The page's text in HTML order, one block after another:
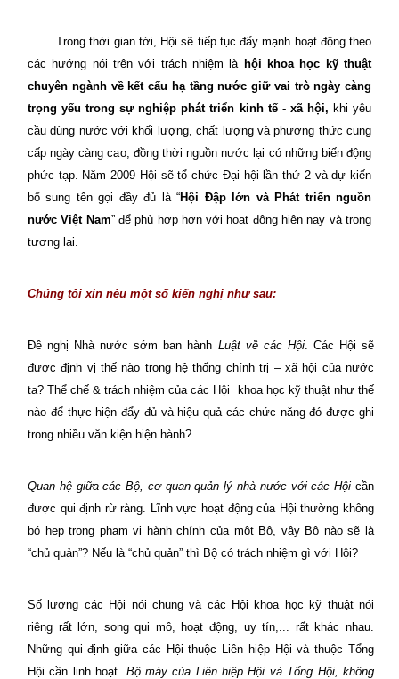
Trong thời gian tới, Hội sẽ tiếp tục đẩy mạnh hoạt động theo
các hướng nói trên với trách nhiệm là hội khoa học kỹ thuật
chuyên ngành về kết cấu hạ tầng nước giữ vai trò ngày càng
trọng yếu trong sự nghiệp phát triển kinh tế - xã hội, khi yêu
cầu dùng nước với khối lượng, chất lượng và phương thức cung
cấp ngày càng cao, đồng thời nguồn nước lại có những biến động
phức tạp. Năm 2009 Hội sẽ tổ chức Đại hội lần thứ 2 và dự kiến
bổ sung tên gọi đầy đủ là “Hội Đập lớn và Phát triển nguồn
nước Việt Nam” để phù hợp hơn với hoạt động hiện nay và trong
tương lai.
Chúng tôi xin nêu một số kiến nghị như sau:
Đề nghị Nhà nước sớm ban hành Luật về các Hội. Các Hội sẽ
được định vị thế nào trong hệ thống chính trị – xã hội của nước
ta? Thể chế & trách nhiệm của các Hội
khoa học kỹ thuật như thế
nào để thực hiện đẩy đủ và hiệu quả các chức năng đó được ghi
trong nhiều văn kiện hiện hành?
Quan hệ giữa các Bộ, cơ quan quản lý nhà nước với các Hội cần
được qui định rừ ràng. Lĩnh vực hoạt động của Hội thường không
bó hẹp trong phạm vi hành chính của một Bộ, vậy Bộ nào sẽ là
“chủ quản”? Nếu là “chủ quản” thì Bộ có trách nhiệm gì với Hội?
Số lượng các Hội nói chung và các Hội khoa học kỹ thuật nói
riêng rất lớn, song qui mô, hoạt động, uy tín,... rất khác nhau.
Những qui định giữa các Hội thuộc Liên hiệp Hội và thuộc Tổng
Hội cần linh hoạt. Bộ máy của Liên hiệp Hội và Tổng Hội, không